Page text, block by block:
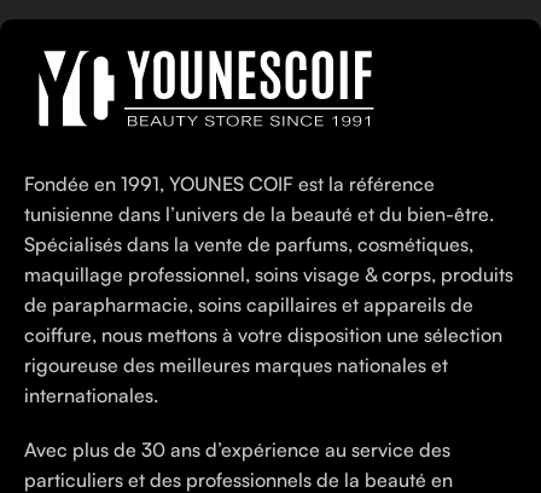
Fondée en 1991, YOUNES COIF est la référence
tunisienne dans l’univers de la beauté et du bien-être.
Spécialisés dans la vente de parfums, cosmétiques,
maquillage professionnel, soins visage & corps, produits
de parapharmacie, soins capillaires et appareils de
coiffure, nous mettons à votre disposition une sélection
rigoureuse des meilleures marques nationales et
internationales.
Avec plus de 30 ans d’expérience au service des
particuliers et des professionnels de la beauté en